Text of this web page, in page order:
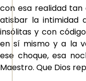
con esa realidad
atisbar la intimidad
insólitas y con
en sí mismo y a la
ese choque, esa
Maestro. Que Dios